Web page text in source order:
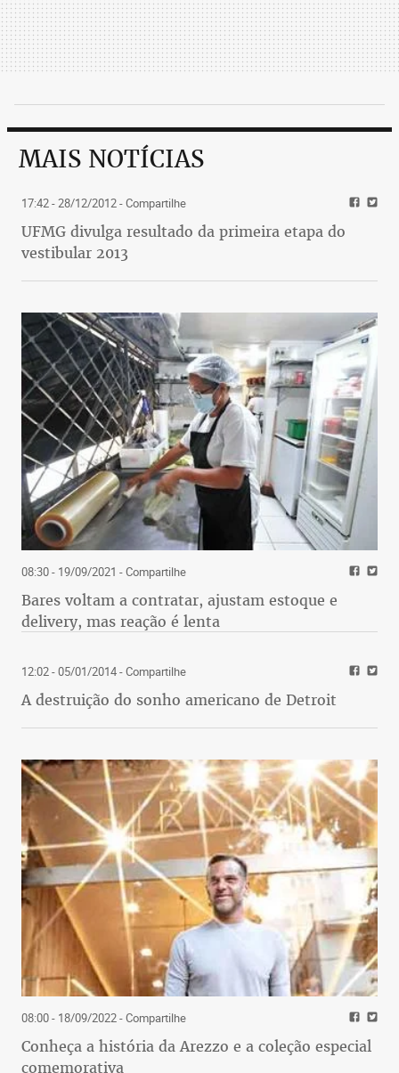
MAIS NOTÍCIAS
17:42 - 28/12/2012- Compartilhe
UFMG divulga resultado da primeira etapa do
vestibular 2013
08:30 - 19/09/2021 - Compartilhe
Bares voltam a contratar, ajustam estoque e
delivery, mas reação é lenta
12:02 - 05/01/2014- Compartilhe
A destruição do sonho americano de Detroit
08:00 - 18/09/2022- Compartilhe
Conheça a história da Arezzo e a coleção especial
comemorativa